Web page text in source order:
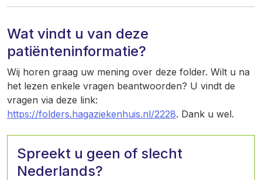
Wat vindt u van deze
patiënteninformatie?
Wij horen graag uw mening over deze folder. Wilt u na
het lezen enkele vragen beantwoorden? U vindt de
vragen via deze link:
https://folders.hagaziekenhuis.nl/2228. Dank u wel.
Spreekt u geen of slecht
Nederlands?